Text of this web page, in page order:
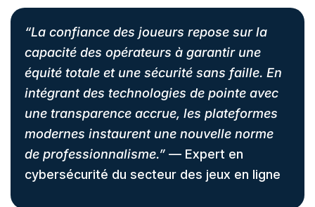
“La confiance des joueurs repose sur la
capacité des opérateurs à garantir une
équité totale et une sécurité sans faille. En
intégrant des technologies de pointe avec
une transparence accrue, les plateformes
modernes instaurent une nouvelle norme
de professionnalisme.” — Expert en
cybersécurité du secteur des jeux en ligne